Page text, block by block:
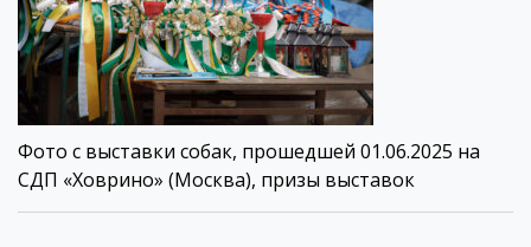
Фото с выставки собак, прошедшей 01.06.2025 на
СДП «Ховрино» (Москва), призы выставок